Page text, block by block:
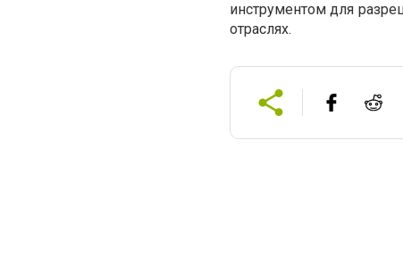
инструментом для
отраслях.